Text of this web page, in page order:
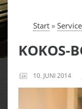
Start »Service
KOKOS-
10. JUNI 2014